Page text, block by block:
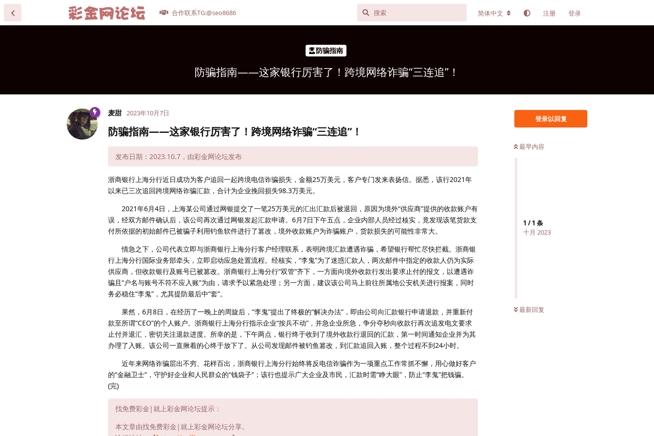
合作联系TG:@seo8686 简体中文 注册 登录
防骗指南
防骗指南——这家银行厉害了！跨境网络诈骗“三连追”！
登录以回复
最早内容
1 /1 条
十月 2023
最新回复
麦甜 2023年10月7日
防骗指南——这家银行厉害了！跨境网络诈骗“三连追”！
发布日期：2023.10.7，由彩金网论坛发布
浙商银行上海分行近日成功为客户追回一起跨境电信诈骗损失，金额25万美元，客户专门发来表扬信。据悉，该行2021年
以来已三次追回跨境网络诈骗汇款，合计为企业挽回损失98.3万美元。
2021年6月4日，上海某公司通过网银提交了一笔25万美元的汇出汇款后被退回，原因为境外“供应商”提供的收款账户有
误，经双方邮件确认后，该公司再次通过网银发起汇款申请。6月7日下午五点，企业内部人员经过核实，竟发现该笔货款支
付所依据的初始邮件已被骗子利用钓鱼软件进行了篡改，境外收款账户为诈骗账户，货款损失的可能性非常大。
情急之下，公司代表立即与浙商银行上海分行客户经理联系，表明跨境汇款遭遇诈骗，希望银行帮忙尽快拦截。浙商银
行上海分行国际业务部牵头，立即启动应急处置流程。经核实，“李鬼”为了迷惑汇款人，两次邮件中指定的收款人仍为实际
供应商，但收款银行及账号已被篡改。浙商银行上海分行“双管”齐下，一方面向境外收款行发出要求止付的报文，以遭遇诈
骗且“户名与账号不符不应入账”为由，请求予以紧急处理；另一方面，建议该公司马上前往所属地公安机关进行报案，同时
务必稳住“李鬼”，尤其提防最后中“套”。
果然，6月8日，在经历了一晚上的周旋后，“李鬼”提出了终极的“解决办法”，即由公司向汇款银行申请退款，并重新付
款至所谓“CEO”的个人账户。浙商银行上海分行指示企业“按兵不动”，并急企业所急，争分夺秒向收款行再次追发电文要求
止付并退汇，密切关注退款进度。所幸的是，下午两点，银行终于收到了境外收款行退回的汇款，第一时间通知企业并为其
办理了入账。该公司一直揪着的心终于放下了。从公司发现邮件被钓鱼篡改，到汇款追回入账，整个过程不到24小时。
近年来网络诈骗层出不穷、花样百出，浙商银行上海分行始终将反电信诈骗作为一项重点工作常抓不懈，用心做好客户
的“金融卫士”，守护好企业和人民群众的“钱袋子”；该行也提示广大企业及市民，汇款时需“睁大眼”，防止“李鬼”把钱骗。
(完)
找免费彩金|就上彩金网论坛提示：
本文章由找免费彩金|就上彩金网论坛分享。